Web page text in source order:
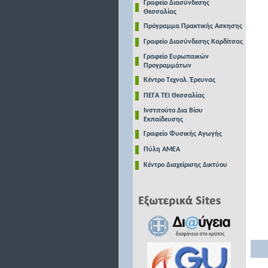
Γραφείο Διασύνδεσης
Θεσσαλίας
Πρόγραμμα Πρακτικής Ασκησης
Γραφείο Διασύνδεσης Καρδίτσας
Γραφείο Ευρωπαικών
Προγραμμάτων
Κέντρο Τεχνολ. Έρευνας
ΠΕΓΑ ΤΕΙ Θεσσαλίας
Ινστιτούτο Δια Βίου
Εκπαίδευσης
Γραφείο Φυσικής Αγωγής
Πύλη ΑΜΕΑ
Κέντρο Διαχείρισης Δικτύου